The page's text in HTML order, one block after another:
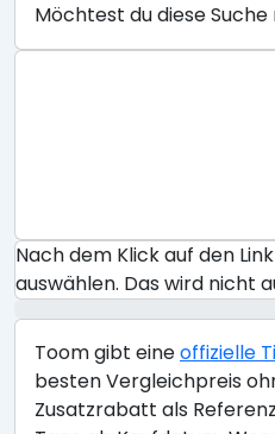
Möchtest du diese
Nach dem Klick auf den
auswählen. Das wird nicht
Toom gibt eineoffizielle
besten Vergleichpreis
Zusatzrabatt als